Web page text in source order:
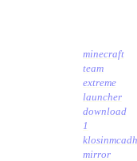
minecraft
team
extreme
launcher
download
1
mirror